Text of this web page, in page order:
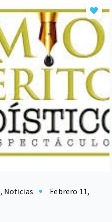
, Noticias
Febrero 11,